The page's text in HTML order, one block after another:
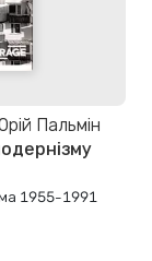
Пальмін
1955-1991